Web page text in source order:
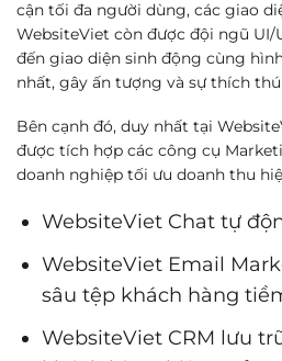
cận tối đa người dùng, các giao
WebsiteViet còn được đội ngũ
đến giao diện sinh động cùng
nhất, gây ấn tượng và sự thích
Bên cạnh đó, duy nhất tại
được tích hợp các công cụ
doanh nghiệp tối ưu doanh thu
WebsiteViet Chat tự
WebsiteViet Email
sâu tệp khách hàng
WebsiteViet CRM lưu